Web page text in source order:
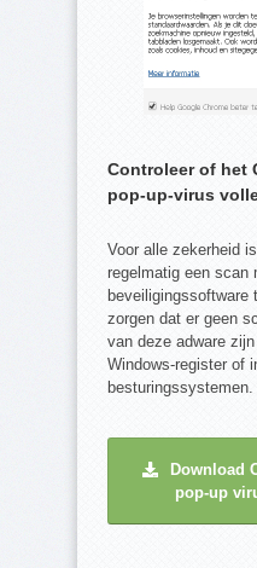
Controleer of het
pop-up-virus
Voor alle zekerheid
regelmatig een scan
beveiligingssoftware
zorgen dat er geen
van deze adware
Windows-register of
besturingssystemen.
Download
pop-up